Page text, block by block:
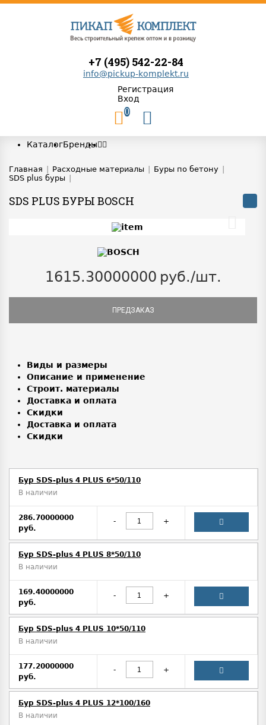
+7 (495) 542-22-84
info@pickup-komplekt.ru
Регистрация
Вход
0
КаталогБренды
Главная Расходные материалы Буры по бетону
SDS plus буры
SDS PLUS БУРЫ BOSCH
1615.30000000 руб./шт.
ПРЕДЗАКАЗ
Виды и размеры
Описание и применение
Строит. материалы
Доставка и оплата
Скидки
Доставка и оплата
Скидки
Бур SDS-plus 4 PLUS 6*50/110
В наличии
286.70000000
руб.
- +
Бур SDS-plus 4 PLUS 8*50/110
В наличии
169.40000000
руб.
- +
Бур SDS-plus 4 PLUS 10*50/110
В наличии
177.20000000
руб.
- +
Бур SDS-plus 4 PLUS 12*100/160
В наличии